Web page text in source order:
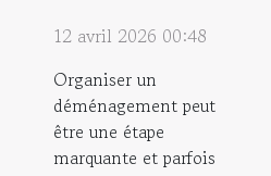
12 avril 2026 00:48
Organiser un
déménagement peut
être une étape
marquante et parfois